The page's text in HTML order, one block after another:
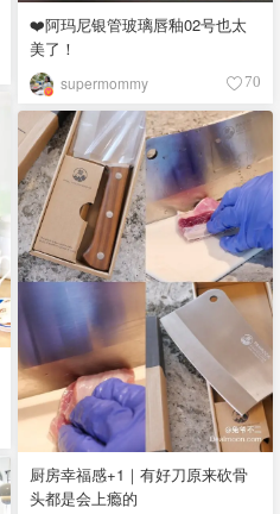
❤️阿玛尼银管玻璃唇釉02号也太
美了！
supermommy 70
厨房幸福感+1｜有好刀原来砍骨
头都是会上瘾的